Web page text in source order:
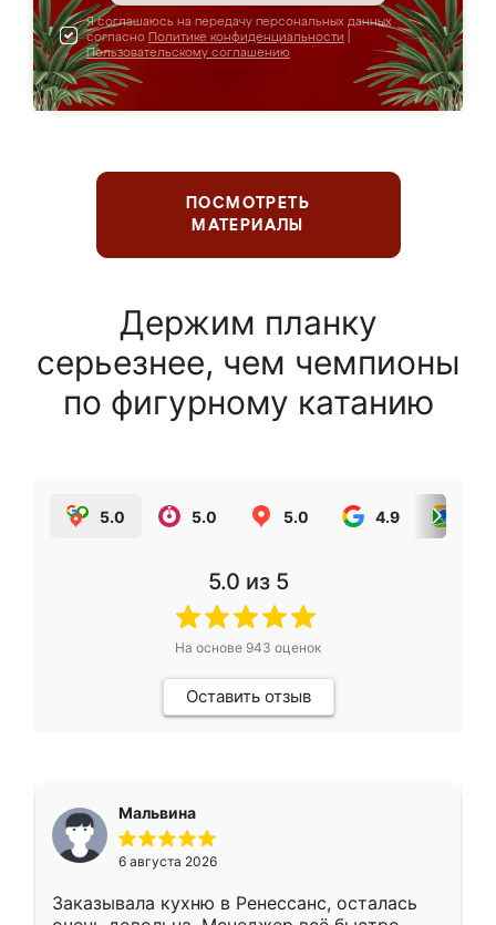
Я соглашаюсь на передачу персональных данных
согласно Политике конфиденциальности
Пользовательскому соглашению
ПОСМОТРЕТЬ
МАТЕРИАЛЫ
Держим планку
серьезнее, чем чемпионы
по фигурному катанию
5.0 5.0 5.0 4.9
5.0 из 5
На основе 943 оценок
Оставить отзыв
Мальвина
6 августа 2026
Заказывала кухню в Ренессанс, осталась